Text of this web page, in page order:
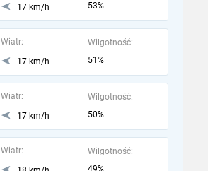
17 km/h
53%
Wiatr:
17 km/h
Wilgotność:
51%
Wiatr:
17 km/h
Wilgotność:
50%
Wiatr:
Wilgotność:
49%